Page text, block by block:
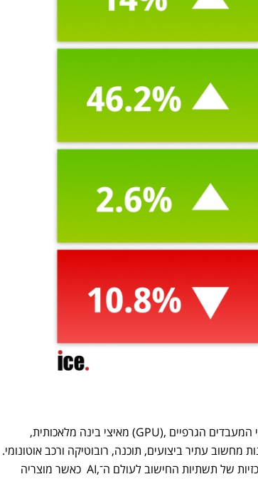
Nvidia היא חברת שבבים אמריקאית הפועלת בתחומי המעבדים הגרפיים ,(GPU) מאיצי בינה מלאכותית,
עתיר ביצועים, תוכנה, רובוטיקה ורכב אוטונומי.
בשנים האחרונות הפכה החברה לאחת הספקיות המרכזיות של תשתיות החישוב לעולם ה־,AI כאשר מוצריה